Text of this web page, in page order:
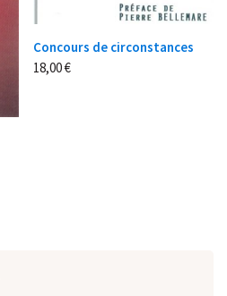
Concours de circonstances
18,00€